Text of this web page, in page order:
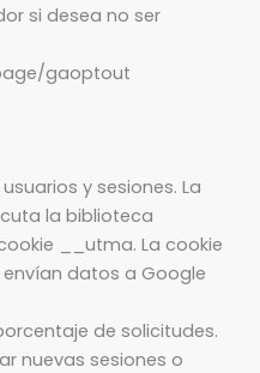
si desea no ser
gaoptout
y sesiones. La
la biblioteca
__utma. La cookie
datos a Google
de solicitudes.
nuevas sesiones o